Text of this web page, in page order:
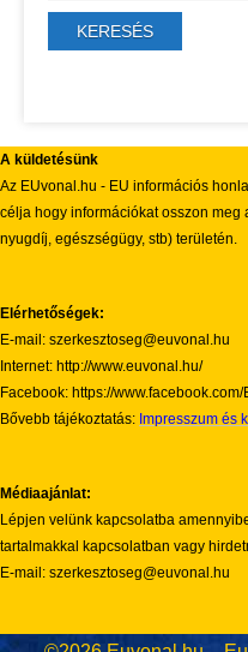
A küldetésünk
Az EUvonal.hu - EU információs
célja hogy információkat osszon
nyugdíj, egészségügy, stb) területén.
Elérhetőségek:
E-mail: szerkesztoseg@euvonal.hu
Internet: http://www.euvonal.hu/
Facebook: https://
Bővebb tájékoztatás: Impresszum és
Médiaajánlat:
Lépjen velünk kapcsolatba
tartalmakkal kapcsolatban vagy
E-mail: szerkesztoseg@euvonal.hu